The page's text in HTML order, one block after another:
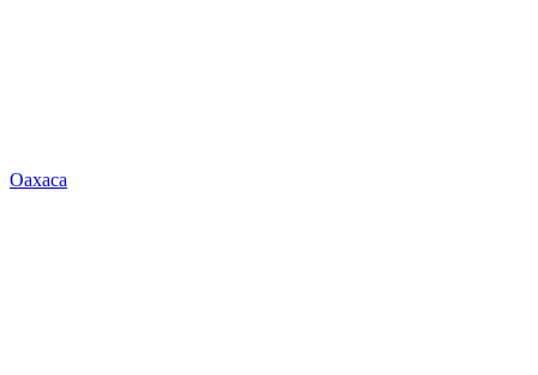
Oaxaca